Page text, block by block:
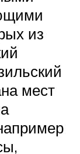
из
мест